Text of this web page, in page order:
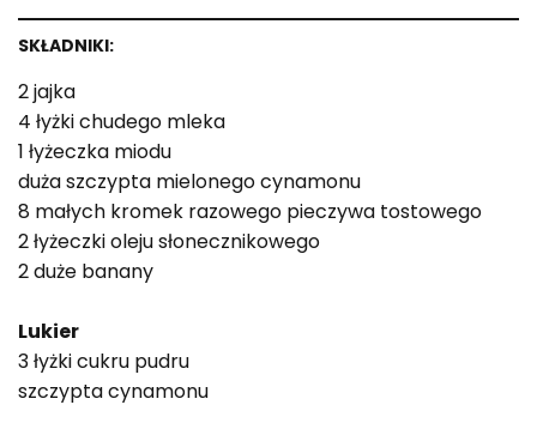
SKŁADNIKI:
2 jajka
4 łyżki chudego mleka
1 łyżeczka miodu
duża szczypta mielonego cynamonu
8 małych kromek razowego pieczywa tostowego
2 łyżeczki oleju słonecznikowego
2 duże banany
Lukier
3 łyżki cukru pudru
szczypta cynamonu